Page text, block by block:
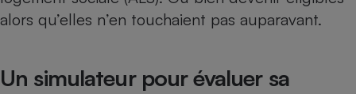
alors qu’elles n’en touchaient pas auparavant.
Un simulateur pour évaluer sa
Cafetière à expressos